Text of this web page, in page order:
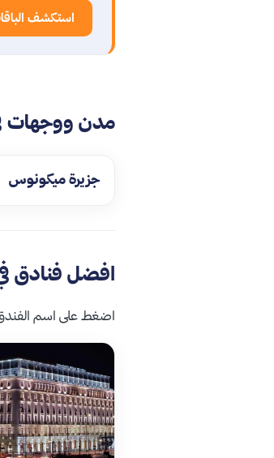
استكشف
مدن ووجهات
جزيرة ميكونوس
افضل فنادق
اضغط على اسم